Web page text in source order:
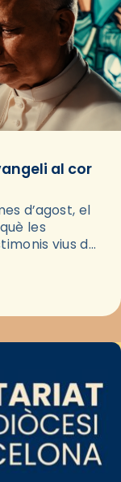
al cor
d’agost, el
les
vius de